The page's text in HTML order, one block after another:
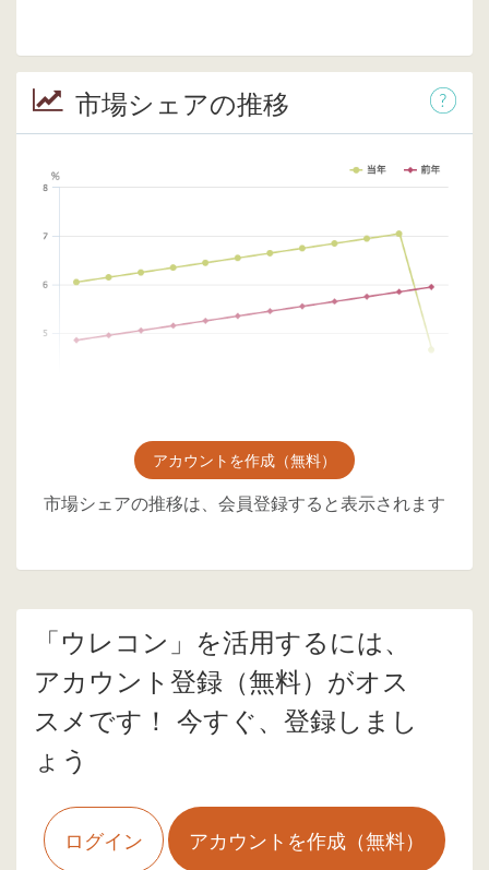
市場シェアの推移
アカウントを作成（無料）
市場シェアの推移は、会員登録すると表示されます
「ウレコン」を活用するには、
アカウント登録（無料）がオス
スメです！ 今すぐ、登録しまし
ょう
ログイン アカウントを作成（無料）